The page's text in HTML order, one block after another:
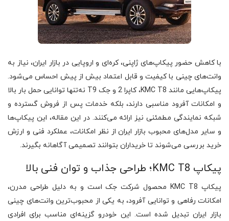
با کاهش حضور پیکاپ‌های ژاپنی، کره‌ای و اروپایی در بازار ایران، نیاز به
وانت‌های چینی با کیفیت و قابل اعتماد بیش از پیش احساس می‌شود.
پیکاپ‌هایی مانند KMC T8، کاپرا 2 و جک T9 نه‌تنها توانایی حمل بار بالا
و امکانات آفرود مناسبی دارند، بلکه خدمات پس از فروش گسترده و
شبکه نمایندگی مطمئنی نیز ارائه می‌کنند. در این مقاله، این پیکاپ‌ها
و سایر مدل‌های محبوب بازار ایران از نظر امکانات، عملکرد فنی و ارزش
خرید بررسی می‌شوند تا خریداران بتوانند تصمیمی آگاهانه بگیرند.
پیکاپ KMC T8؛ طراحی جذاب و توان فنی بالا
پیکاپ KMC T8 محصول شرکت جک است و به دلیل طراحی مدرن،
امکانات رفاهی و توانایی آفرود، به یکی از محبوب‌ترین وانت‌های چینی
بازار ایران تبدیل شده است. این خودرو گزینه‌ای مناسب برای افرادی